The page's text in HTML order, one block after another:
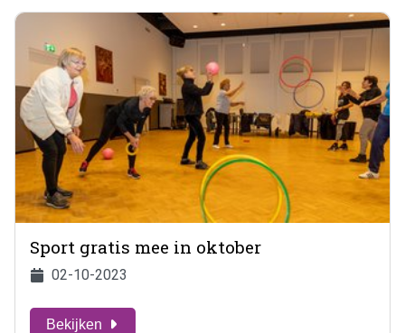
Sport gratis mee in oktober
02-10-2023
Bekijken